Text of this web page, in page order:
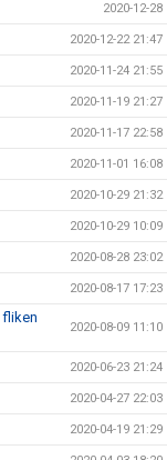
2020-12-28
2020-12-22 21:47
2020-11-24 21:55
2020-11-19 21:27
2020-11-17 22:58
2020-11-01 16:08
2020-10-29 21:32
2020-10-29 10:09
2020-08-28 23:02
2020-08-17 17:23
fliken
2020-08-09 11:10
2020-06-23 21:24
2020-04-27 22:03
2020-04-19 21:29